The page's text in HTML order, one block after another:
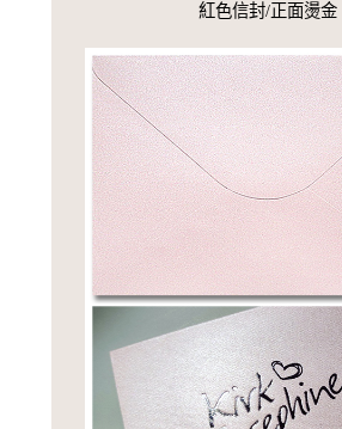
紅色信封/正面燙金